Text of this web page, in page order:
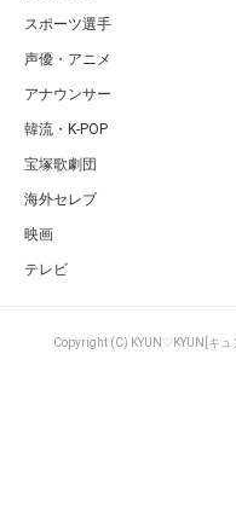
スポーツ選手
声優・アニメ
アナウンサー
韓流・K-POP
宝塚歌劇団
海外セレブ
映画
テレビ
Copyright (C) KYUN♡KYUN[キ